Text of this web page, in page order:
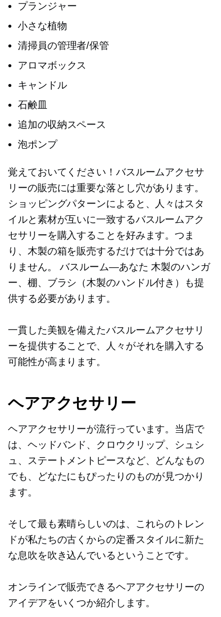
プランジャー
小さな植物
清掃員の管理者/保管
アロマボックス
キャンドル
石鹸皿
追加の収納スペース
泡ポンプ
覚えておいてください！バスルームアクセサ
リーの販売には重要な落とし穴があります。
ショッピングパターンによると、人々はスタ
イルと素材が互いに一致するバスルームアク
セサリーを購入することを好みます。つま
り、木製の箱を販売するだけでは十分ではあ
りません。バスルーム—あなた 木製のハンガ
ー、棚、ブラシ（木製のハンドル付き）も提
供する必要があります。
一貫した美観を備えたバスルームアクセサリ
ーを提供することで、人々がそれを購入する
可能性が高まります。
ヘアアクセサリー
ヘアアクセサリーが流行っています。当店で
は、ヘッドバンド、クロウクリップ、シュシ
ュ、ステートメントピースなど、どんなもの
でも、どなたにもぴったりのものが見つかり
ます。
そして最も素晴らしいのは、これらのトレン
ドが私たちの古くからの定番スタイルに新た
な息吹を吹き込んでいるということです。
オンラインで販売できるヘアアクセサリーの
アイデアをいくつか紹介します。